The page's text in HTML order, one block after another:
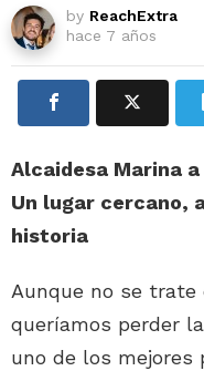
by ReachExtra
hace 7 años
Alcaidesa Marina
Un lugar cercano,
historia
Aunque no se
queríamos perder
uno de los